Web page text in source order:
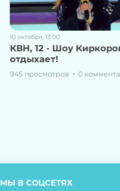
10 октября, 13:00
КВН, 12 - Шоу
отдыхает!
945 просмотров 0
МЫ В СОЦСЕТЯХ